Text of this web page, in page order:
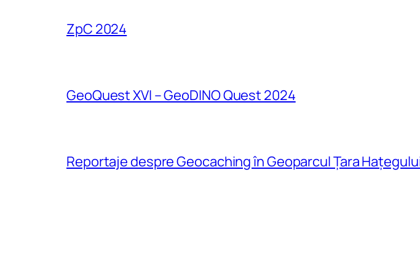
ZpC 2024
GeoQuest XVI – GeoDINO Quest 2024
Reportaje despre Geocaching în Geoparcul Țara Hațegului